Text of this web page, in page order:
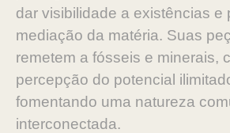
dar visibilidade a existências e
mediação da matéria. Suas
remetem a fósseis e minerais,
percepção do potencial
fomentando uma natureza
interconectada.